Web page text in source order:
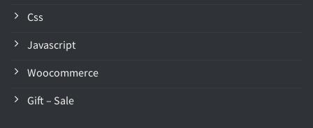
Css
Javascript
Woocommerce
Gift – Sale